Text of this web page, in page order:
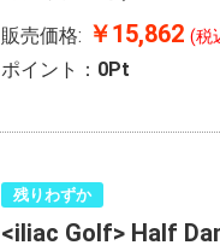
販売価格: ￥15,862(税
ポイント： 0Pt
残りわずか
<iliac Golf> Half